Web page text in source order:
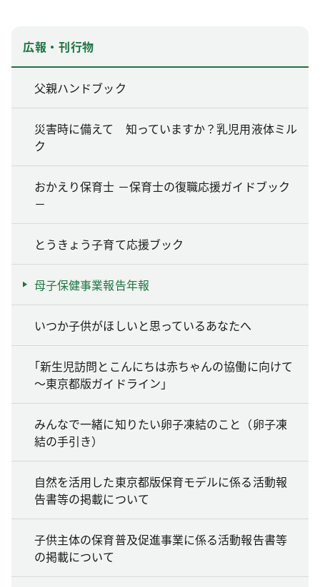
広報・刊行物
父親ハンドブック
災害時に備えて 知っていますか？乳児用液体ミル
ク
おかえり保育士 －保育士の復職応援ガイドブック
－
とうきょう子育て応援ブック
母子保健事業報告年報
いつか子供がほしいと思っているあなたへ
｢新生児訪問とこんにちは赤ちゃんの協働に向けて
～東京都版ガイドライン｣
みんなで一緒に知りたい卵子凍結のこと（卵子凍
結の手引き）
自然を活用した東京都版保育モデルに係る活動報
告書等の掲載について
子供主体の保育普及促進事業に係る活動報告書等
の掲載について